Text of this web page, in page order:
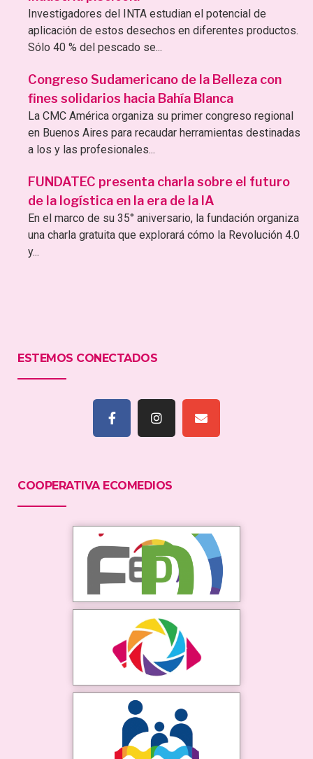
Investigadores del INTA estudian el potencial de
aplicación de estos desechos en diferentes productos.
Sólo 40 % del pescado se...
Congreso Sudamericano de la Belleza con
fines solidarios hacia Bahía Blanca
La CMC América organiza su primer congreso regional
en Buenos Aires para recaudar herramientas destinadas
a los y las profesionales...
FUNDATEC presenta charla sobre el futuro
de la logística en la era de la IA
En el marco de su 35° aniversario, la fundación organiza
una charla gratuita que explorará cómo la Revolución 4.0
y...
ESTEMOS CONECTADOS
COOPERATIVA ECOMEDIOS